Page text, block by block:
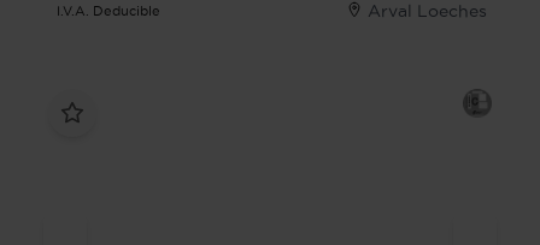
I.V.A. Deducible Arval Loeches